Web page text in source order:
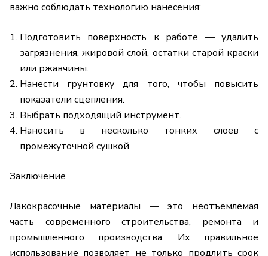
важно соблюдать технологию нанесения:
Подготовить поверхность к работе — удалить
загрязнения, жировой слой, остатки старой краски
или ржавчины.
Нанести грунтовку для того, чтобы повысить
показатели сцепления.
Выбрать подходящий инструмент.
Наносить в несколько тонких слоев с
промежуточной сушкой.
Заключение
Лакокрасочные материалы — это неотъемлемая
часть современного строительства, ремонта и
промышленного производства. Их правильное
использование позволяет не только продлить срок